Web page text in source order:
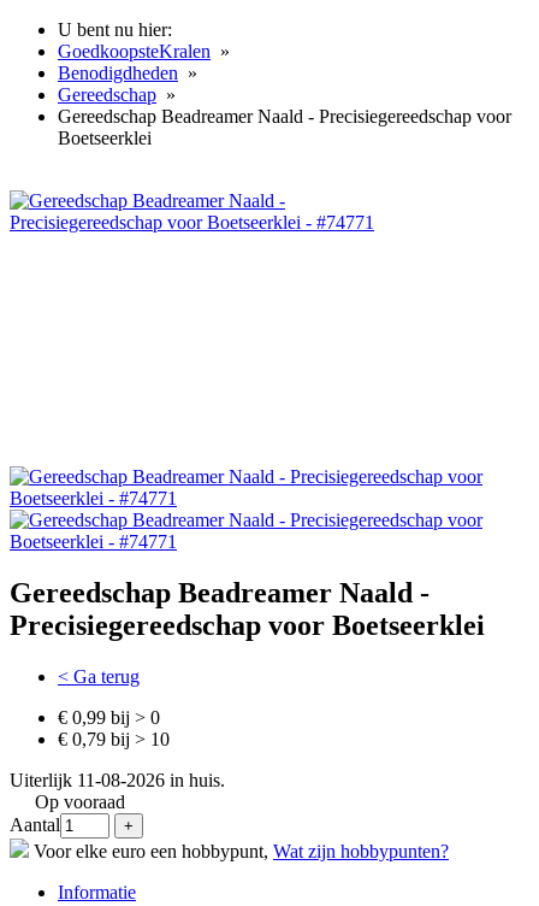
U bent nu hier:
GoedkoopsteKralen »
Benodigdheden »
Gereedschap »
Gereedschap Beadreamer Naald - Precisiegereedschap voor
Boetseerklei
Gereedschap Beadreamer Naald -
Precisiegereedschap voor Boetseerklei
< Ga terug
€ 0,99 bij > 0
€ 0,79 bij > 10
Uiterlijk 11-08-2026 in huis.
Op vooraad
Aantal
Voor elke euro een hobbypunt, Wat zijn hobbypunten?
Informatie